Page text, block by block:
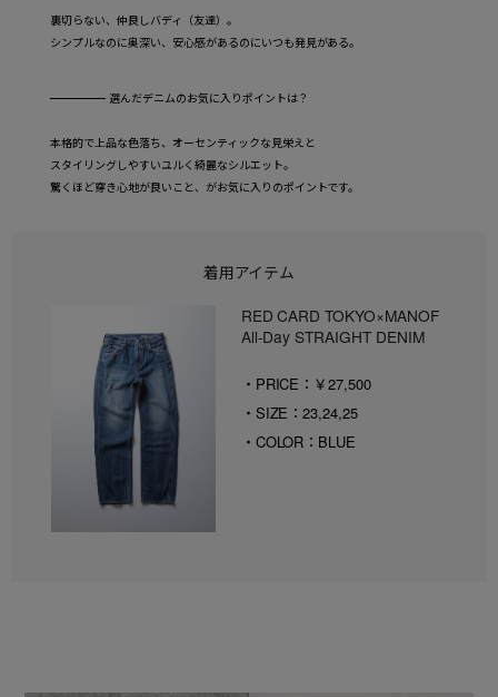
裏切らない、仲良しバディ（友達）。
シンプルなのに奥深い、安心感があるのにいつも発見がある。
選んだデニムのお気に入りポイントは？
本格的で上品な色落ち、オーセンティックな見栄えと
スタイリングしやすいユルく綺麗なシルエット。
驚くほど穿き心地が良いこと、がお気に入りのポイントです。
着用アイテム
RED CARD TOKYO×MANOF
All-Day STRAIGHT DENIM
・PRICE：￥27,500
・SIZE：23,24,25
・COLOR：BLUE